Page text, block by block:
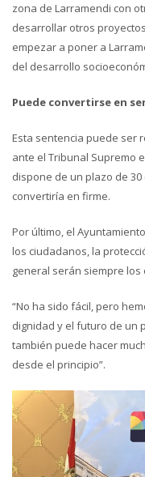
zona de Larramendi con
desarrollar otros
empezar a poner a
del desarrollo
Puede convertirse en
Esta sentencia puede ser
ante el Tribunal Supremo
dispone de un plazo de
convertiría en firme.
Por último, el
los ciudadanos, la
general serán siempre
“No ha sido fácil, pero
dignidad y el futuro de un
también puede hacer
desde el principio”.